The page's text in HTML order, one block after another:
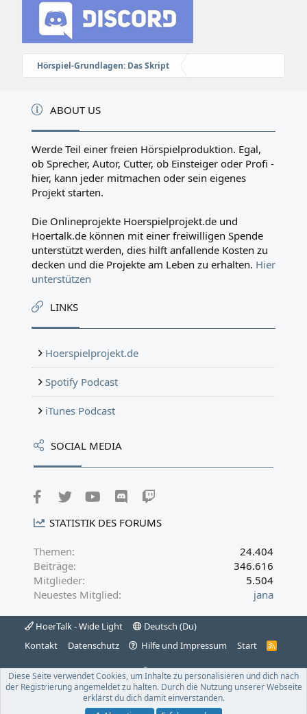
Hörspiel-Grundlagen: Das Skript
ABOUT US
Werde Teil einer freien Hörspielproduktion. Egal,
ob Sprecher, Autor, Cutter, ob Einsteiger oder Profi -
hier, kann jeder mitmachen oder sein eigenes
Projekt starten.
Die Onlineprojekte Hoerspielprojekt.de und
Hoertalk.de können mit einer freiwilligen Spende
unterstützt werden, dies hilft anfallende Kosten zu
decken und die Projekte am Leben zu erhalten. Hier
unterstützen
LINKS
Hoerspielprojekt.de
Spotify Podcast
iTunes Podcast
SOCIAL MEDIA
FacebookTwitter youtubeDiscord
STATISTIK DES FORUMS
Themen
24.404
Beiträge
346.616
Mitglieder
5.504
Neuestes Mitglied
jana
HoerTalk - Wide Light
Deutsch (Du)
Kontakt
Datenschutz Hilfe und Impressum Start
R
Community platform by XenForo® © 2010-2022 XenForo Ltd.|Xenforo
Theme© by ©XenTR|Xenforo Theme© by ©XenTR
Website is usingUltimate Staff Page created by StylesFactory
Diese Seite verwendet Cookies, um Inhalte zu personalisieren und dich nach
der Registrierung angemeldet zu halten. Durch die Nutzung unserer Webseite
erklärst du dich damit einverstanden.